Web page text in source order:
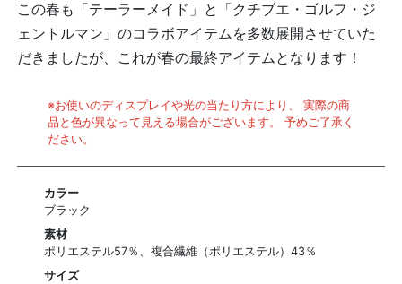
この春も「テーラーメイド」と「クチブエ・ゴルフ・ジ
ェントルマン」のコラボアイテムを多数展開させていた
だきましたが、これが春の最終アイテムとなります！
※お使いのディスプレイや光の当たり方により、 実際の商
品と色が異なって見える場合がございます。 予めご了承く
ださい。
カラー
ブラック
素材
ポリエステル57％、複合繊維（ポリエステル）43％
サイズ